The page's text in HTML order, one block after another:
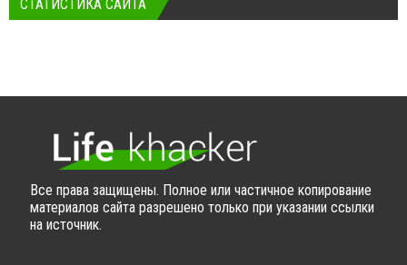
СТАТИСТИКА САЙТА
Все права защищены. Полное или частичное копирование
материалов сайта разрешено только при указании ссылки
на источник.